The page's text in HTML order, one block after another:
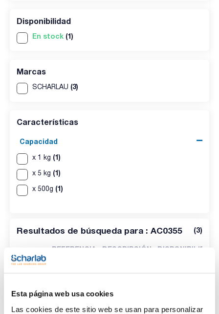
Esta página web usa cookies
Las cookies de este sitio web se usan para personalizar
Disponibilidad
En stock (1)
Marcas
SCHARLAU (3)
Características
Capacidad
x 1 kg (1)
x 5 kg (1)
x 500g (1)
Resultados de búsqueda para : AC0355 (3)
REFERENCIA DESCRIPCIÓN DISPONIBILIDAD
acetilsalicílico,
5 kg :: Plastic